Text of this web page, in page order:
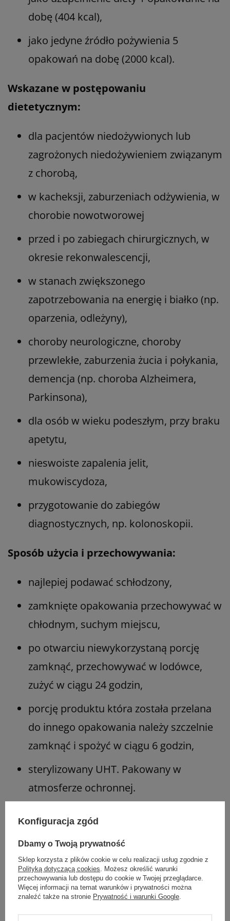
dobę (404 kcal),
jako jedyne źródło pożywienia 5
opakowań na dobę (2000 kcal).
Wskazane w postępowaniu
dietetycznym:
dla pacjentów niedożywionych lub
zagrożonych niedożywieniem związanym
z chorobą,
w kacheksji, zaburzeniach odżywienia, w
chorobie nowotworowej
przed i po zabiegach chirurgicznych, w
okresie rekonwalescencji,
w stanach zwiększonego
zapotrzebowania na energię i białko (np.
oparzenia, odleżyny),
choroby neurologiczne, choroby
przewlekłe, zaburzenia żucia i połykania,
demencja (np. choroba Alzheimera,
Parkinsona),
dla osób w wieku podeszłym, przy braku
apetytu,
nieswoiste zapalenia jelit,
mukowiscydoza,
przygotowanie do zabiegów
diagnostycznych, np. kolonoskopii.
Sposób użycia i przechowywania:
najlepiej podawać schłodzony,
zamknięte opakowania przechowywać w
chłodnym, suchym miejscu,
po otwarciu niewykorzystaną porcję
zamknąć, przechowywać w lodówce,
zużyć w ciągu 24 godzin,
porcję produktu która została przelana
do innego opakowania należy szczelnie
zamknąć i spożyć w ciągu 6 godzin,
sterylizowany UHT. Pakowany w
atmosferze ochronnej.
Ważne informacje:
tylko do użytku dojelitowego, nie
podawać dożylnie,
nie stosować u dzieci poniżej 3 roku
Konfiguracja zgód
Dbamy o Twoją prywatność
Sklep korzysta z plików cookie w celu realizacji usług zgodnie z
Polityką dotyczącą cookies. Możesz określić warunki
przechowywania lub dostępu do cookie w Twojej przeglądarce.
Więcej informacji na temat warunków i prywatności można
znaleźć także na stronie Prywatność i warunki Google.